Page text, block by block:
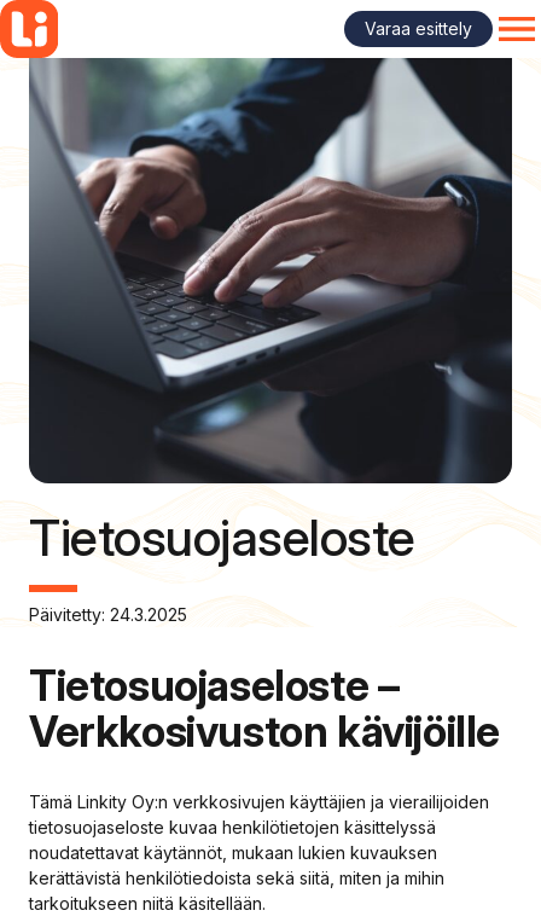
Varaa esittely
Siirry
sisältöön
Tietosuojaseloste
Päivitetty: 24.3.2025
Tietosuojaseloste –
Verkkosivuston kävijöille
Tämä Linkity Oy:n verkkosivujen käyttäjien ja vierailijoiden
tietosuojaseloste kuvaa henkilötietojen käsittelyssä
noudatettavat käytännöt, mukaan lukien kuvauksen
kerättävistä henkilötiedoista sekä siitä, miten ja mihin
tarkoitukseen niitä käsitellään.